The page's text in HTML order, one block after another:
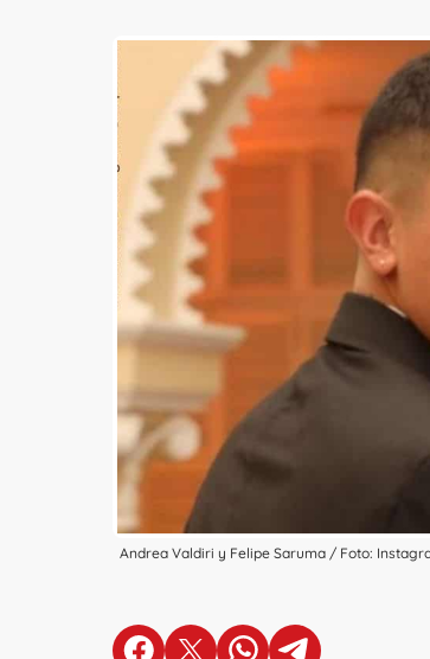
Andrea Valdiri y Felipe Saruma / Foto: